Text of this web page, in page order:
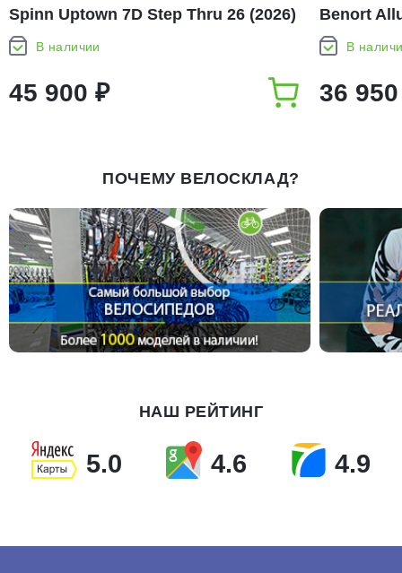
Spinn Uptown 7D Step Thru 26 (2026)
В наличии
45 900 ₽
Benort
В
36
ПОЧЕМУ ВЕЛОСКЛАД?
НАШ РЕЙТИНГ
5.0 4.6 4.9